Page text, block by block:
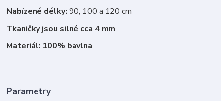
Nabízené délky: 90, 100 a 120 cm
Tkaničky jsou silné cca 4 mm
Materiál: 100% bavlna
Parametry